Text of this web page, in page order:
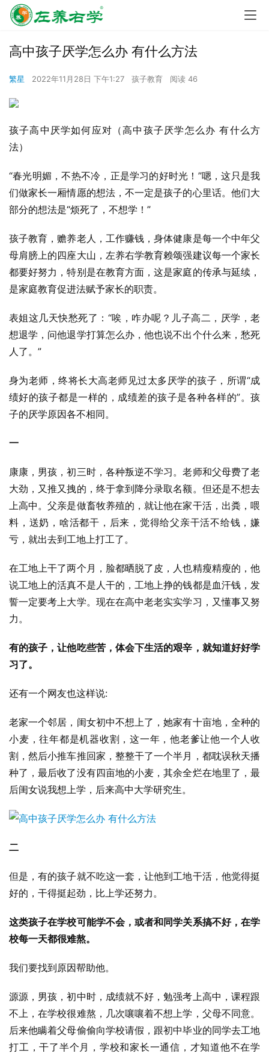
高中孩子厌学怎么办 有什么方法
繁星 2022年11月28日 下午1:27 孩子教育 阅读 46
孩子高中厌学如何应对（高中孩子厌学怎么办 有什么方
法）
“春光明媚，不热不冷，正是学习的好时光！”嗯，这只是我
们做家长一厢情愿的想法，不一定是孩子的心里话。他们大
部分的想法是“烦死了，不想学！”
孩子教育，赡养老人，工作赚钱，身体健康是每一个中年父
母肩膀上的四座大山，左养右学教育赖颂强建议每一个家长
都要好努力，特别是在教育方面，这是家庭的传承与延续，
是家庭教育促进法赋予家长的职责。
表姐这几天快愁死了：“唉，咋办呢？儿子高二，厌学，老
想退学，问他退学打算怎么办，他也说不出个什么来，愁死
人了。”
身为老师，终将长大高老师见过太多厌学的孩子，所谓“成
绩好的孩子都是一样的，成绩差的孩子是各种各样的”。孩
子的厌学原因各不相同。
一
康康，男孩，初三时，各种叛逆不学习。老师和父母费了老
大劲，又推又拽的，终于拿到降分录取名额。但还是不想去
上高中。父亲是做畜牧养殖的，就让他在家干活，出粪，喂
料，送奶，啥活都干，后来，觉得给父亲干活不给钱，嫌
亏，就出去到工地上打工了。
在工地上干了两个月，脸都晒脱了皮，人也精瘦精瘦的，他
说工地上的活真不是人干的，工地上挣的钱都是血汗钱，发
誓一定要考上大学。现在在高中老老实实学习，又懂事又努
力。
有的孩子，让他吃些苦，体会下生活的艰辛，就知道好好学
习了。
还有一个网友也这样说:
老家一个邻居，闺女初中不想上了，她家有十亩地，全种的
小麦，往年都是机器收割，这一年，他老爹让他一个人收
割，然后小推车推回家，整整干了一个半月，都耽误秋天播
种了，最后收了没有四亩地的小麦，其余全烂在地里了，最
后闺女说我想上学，后来高中大学研究生。
二
但是，有的孩子就不吃这一套，让他到工地干活，他觉得挺
好的，干得挺起劲，比上学还努力。
这类孩子在学校可能学不会，或者和同学关系搞不好，在学
校每一天都很难熬。
我们要找到原因帮助他。
源源，男孩，初中时，成绩就不好，勉强考上高中，课程跟
不上，在学校很难熬，几次嚷嚷着不想上学，父母不同意。
后来他瞒着父母偷偷向学校请假，跟初中毕业的同学去工地
打工，干了半个月，学校和家长一通信，才知道他不在学